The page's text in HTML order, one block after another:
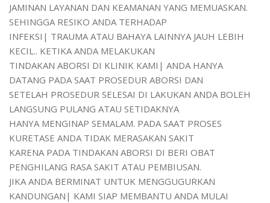
JAMINAN LAYANAN DAN KEAMANAN YANG MEMUASKAN.
SEHINGGA RESIKO ANDA TERHADAP
INFEKSI| TRAUMA ATAU BAHAYA LAINNYA JAUH LEBIH
KECIL.. KETIKA ANDA MELAKUKAN
TINDAKAN ABORSI DI KLINIK KAMI| ANDA HANYA
DATANG PADA SAAT PROSEDUR ABORSI DAN
SETELAH PROSEDUR SELESAI DI LAKUKAN ANDA BOLEH
LANGSUNG PULANG ATAU SETIDAKNYA
HANYA MENGINAP SEMALAM. PADA SAAT PROSES
KURETASE ANDA TIDAK MERASAKAN SAKIT
KARENA PADA TINDAKAN ABORSI DI BERI OBAT
PENGHILANG RASA SAKIT ATAU PEMBIUSAN.
JIKA ANDA BERMINAT UNTUK MENGGUGURKAN
KANDUNGAN| KAMI SIAP MEMBANTU ANDA MULAI